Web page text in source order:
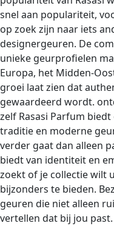
snel aan populariteit,
op zoek zijn naar iets
designergeuren. De
unieke geurprofielen
Europa, het Midden-
groei laat zien dat
gewaardeerd wordt.
zelf Rasasi Parfum
traditie en moderne
verder gaat dan alleen
biedt van identiteit en
zoekt of je collectie wilt
bijzonders te bieden.
geuren die niet alleen
vertellen dat bij jou past.